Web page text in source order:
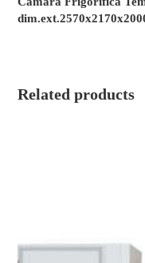
Related products